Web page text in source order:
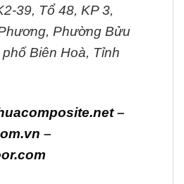
39, Tổ 48, KP 3,
Phường Bửu
Biên Hoà, Tỉnh
–
–